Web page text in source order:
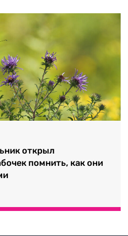
открыл
помнить, как они